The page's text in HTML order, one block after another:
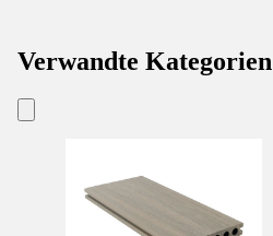
Verwandte Kategorien